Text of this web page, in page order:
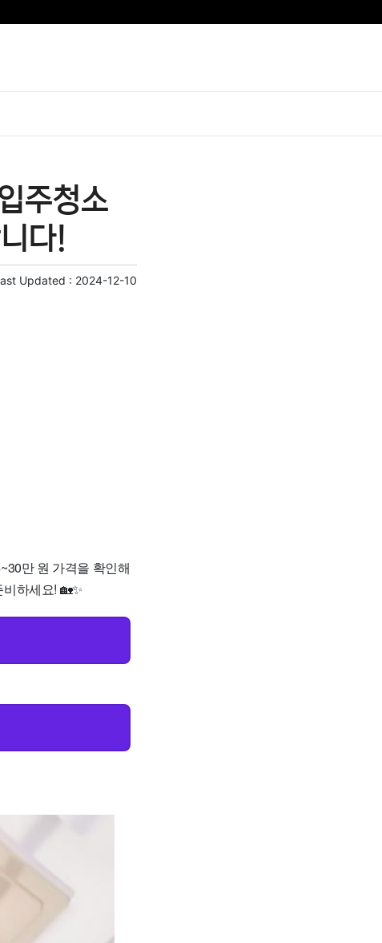
주청소
다!
Updated : 2024-12-10
만 원 가격을 확인해
하세요! 🏡✨